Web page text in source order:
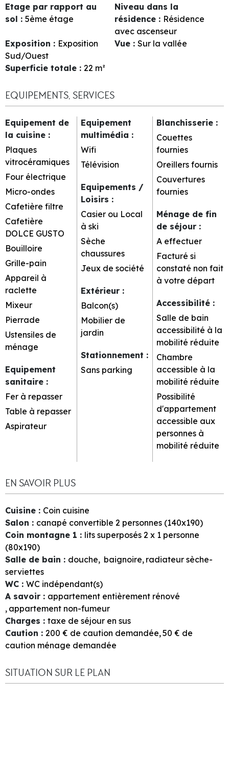
Etage par rapport au
sol : 5ème étage
Niveau dans la
résidence : Résidence
avec ascenseur
Exposition : Exposition
Sud/Ouest
Vue : Sur la vallée
Superficie totale : 22 m²
EQUIPEMENTS, SERVICES
Equipement de
la cuisine :
Plaques
vitrocéramiques
Four électrique
Micro-ondes
Cafetière filtre
Cafetière
DOLCE GUSTO
Bouilloire
Grille-pain
Appareil à
raclette
Mixeur
Pierrade
Ustensiles de
ménage
Equipement
sanitaire :
Fer à repasser
Table à repasser
Aspirateur
Equipement
multimédia :
Wifi
Télévision
Equipements /
Loisirs :
Casier ou Local
à ski
Sèche
chaussures
Jeux de société
Extérieur :
Balcon(s)
Mobilier de
jardin
Stationnement :
Sans parking
Blanchisserie :
Couettes
fournies
Oreillers fournis
Couvertures
fournies
Ménage de fin
de séjour :
A effectuer
Facturé si
constaté non fait
à votre départ
Accessibilité :
Salle de bain
accessibilité à la
mobilité réduite
Chambre
accessible à la
mobilité réduite
Possibilité
d'appartement
accessible aux
personnes à
mobilité réduite
EN SAVOIR PLUS
Cuisine : Coin cuisine
Salon : canapé convertible 2 personnes (140x190)
Coin montagne 1 : lits superposés 2 x 1 personne
(80x190)
Salle de bain : douche baignoire radiateur sèche-
serviettes
WC : WC indépendant(s)
A savoir : appartement entièrement rénové
appartement non-fumeur
Charges : taxe de séjour en sus
Caution : 200 € de caution demandée 50 € de
caution ménage demandée
SITUATION SUR LE PLAN